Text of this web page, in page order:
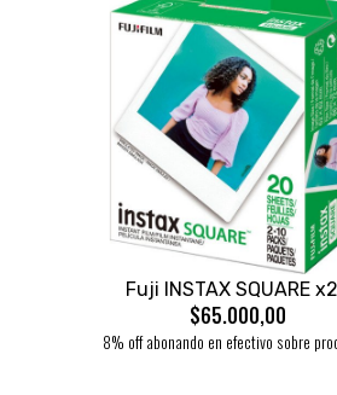
Fuji INSTAX SQUARE
$65.000,00
8% off abonando en efectivo sobre